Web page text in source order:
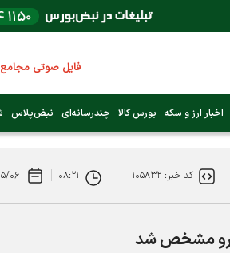
فایل صوتی مجامع و
عرضه اولیه بعدی اخبار ارز و سکه بورس کالا چندرسانه‌ای نبض‌پلاس
کد خبر: ۱۰۵۸۳۲ ۰۸:۲۱
مشخص شد